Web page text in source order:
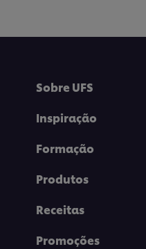
de
classificações.
Sobre UFS
Inspiração
Formação
Produtos
Receitas
Promoções